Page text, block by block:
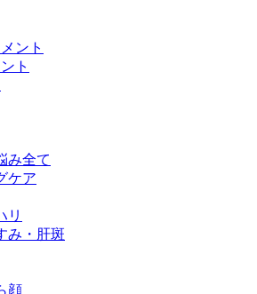
ト
み全て
ケア
リ
み・肝斑
顔